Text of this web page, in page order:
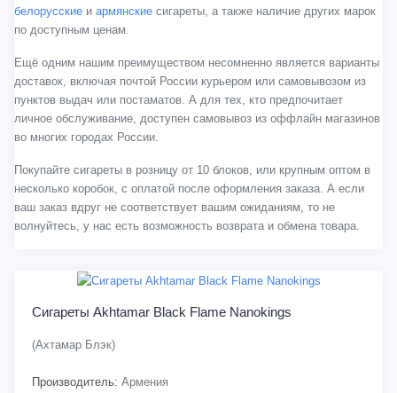
белорусские и армянские сигареты, а также наличие других марок
по доступным ценам.
Ещё одним нашим преимуществом несомненно является варианты
доставок, включая почтой России курьером или самовывозом из
пунктов выдач или постаматов. А для тех, кто предпочитает
личное обслуживание, доступен самовывоз из оффлайн магазинов
во многих городах России.
Покупайте сигареты в розницу от 10 блоков, или крупным оптом в
несколько коробок, с оплатой после оформления заказа. А если
ваш заказ вдруг не соответствует вашим ожиданиям, то не
волнуйтесь, у нас есть возможность возврата и обмена товара.
Сигареты Akhtamar Black Flame Nanokings
(Ахтамар Блэк)
Производитель: Армения